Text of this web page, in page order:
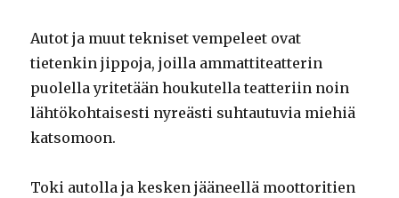
Autot ja muut tekniset vempeleet ovat
tietenkin jippoja, joilla ammattiteatterin
puolella yritetään houkutella teatteriin noin
lähtökohtaisesti nyreästi suhtautuvia miehiä
katsomoon.
Toki autolla ja kesken jääneellä moottoritien